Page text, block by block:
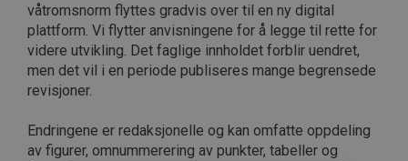
våtromsnorm flyttes gradvis over til en ny digital
plattform. Vi flytter anvisningene for å legge til rette for
videre utvikling. Det faglige innholdet forblir uendret,
men det vil i en periode publiseres mange begrensede
revisjoner.
Endringene er redaksjonelle og kan omfatte oppdeling
av figurer, omnummerering av punkter, tabeller og